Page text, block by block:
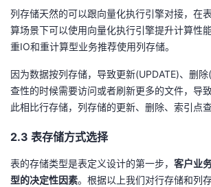
列存储天然的可以跟向量化执行引擎对接，在
算场景下可以使用向量化执行引擎提升计算性
重IO和重计算型业务推荐使用列存储。
因为数据按列存储，导致更新(UPDATE)、删除
查性的时候需要访问或者刷新更多的文件，导
此相比行存储，列存储的更新、删除、索引点
2.3 表存储方式选择
表的存储类型是表定义设计的第一步， 客户业
型的决定性因素。根据以上我们对行存储和列